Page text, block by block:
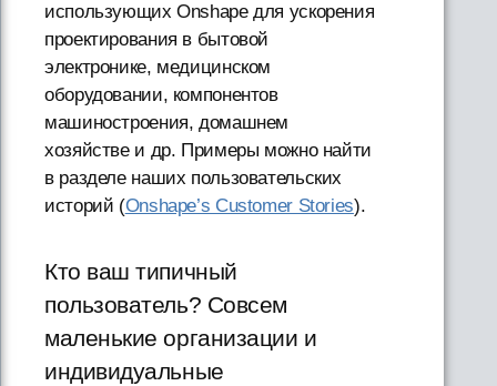
использующих Onshape для ускорения
проектирования в бытовой
электронике, медицинском
оборудовании, компонентов
машиностроения, домашнем
хозяйстве и др. Примеры можно найти
в разделе наших пользовательских
историй (Onshape’s Customer Stories).
Кто ваш типичный
пользователь? Совсем
маленькие организации и
индивидуальные